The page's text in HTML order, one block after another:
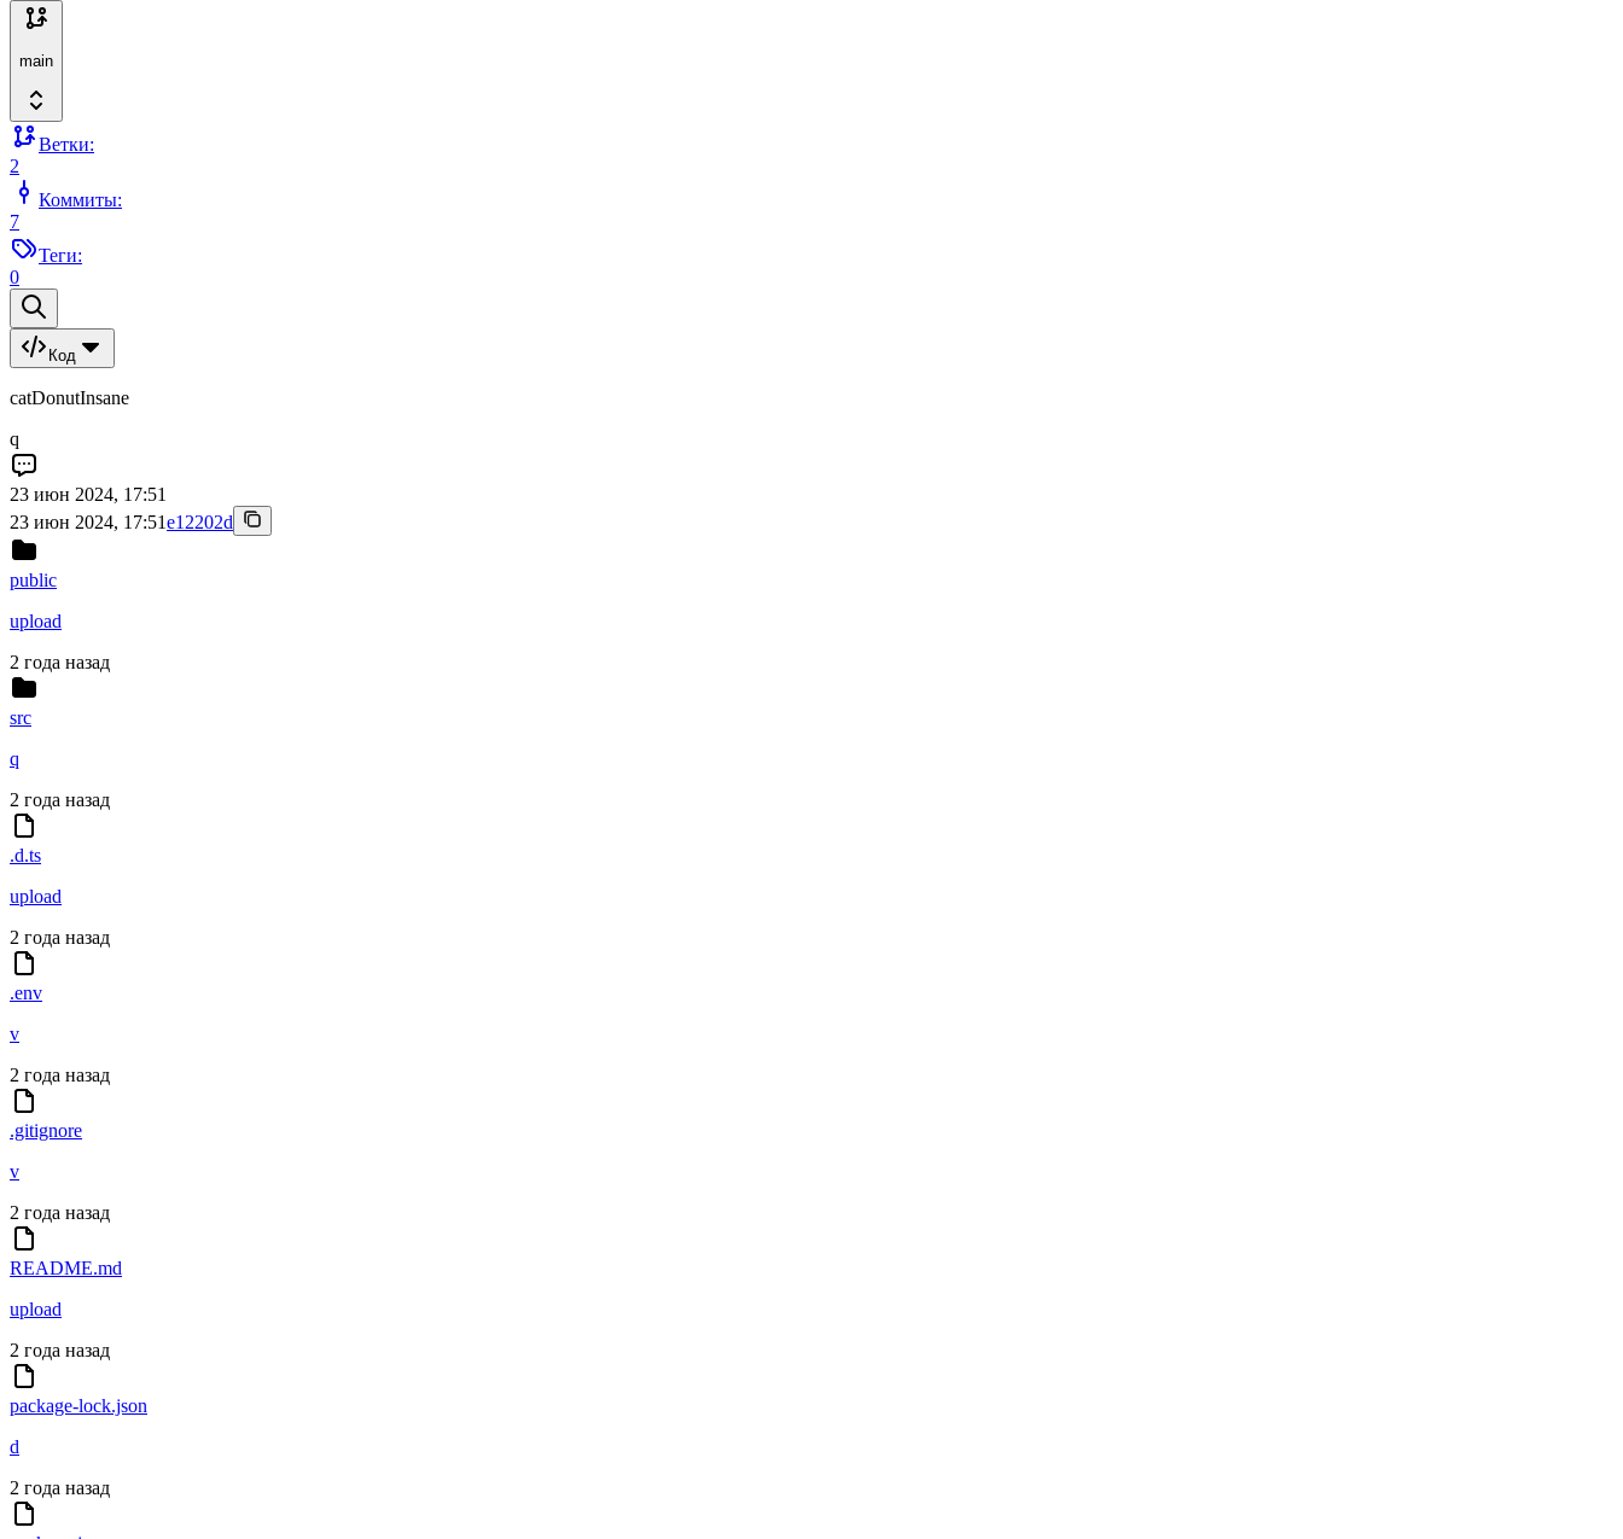
main
Ветки:
2
Коммиты:
7
Теги:
0
Код
catDonutInsane
q
23 июн 2024, 17:51
23 июн 2024, 17:51e12202d
public
upload
2 года назад
src
q
2 года назад
.d.ts
upload
2 года назад
.env
v
2 года назад
.gitignore
v
2 года назад
README.md
upload
2 года назад
package-lock.json
d
2 года назад